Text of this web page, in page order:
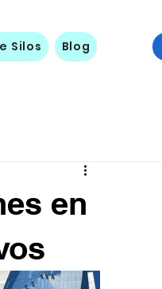
Silos Blog
en